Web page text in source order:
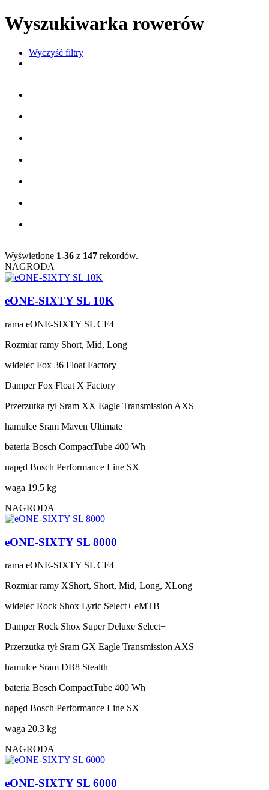
Wyszukiwarka rowerów
Wyczyść filtry
Wyświetlone 1-36 z 147 rekordów.
NAGRODA
eONE-SIXTY SL 10K
rama eONE-SIXTY SL CF4
Rozmiar ramy Short, Mid, Long
widelec Fox 36 Float Factory
Damper Fox Float X Factory
Przerzutka tył Sram XX Eagle Transmission AXS
hamulce Sram Maven Ultimate
bateria Bosch CompactTube 400 Wh
napęd Bosch Performance Line SX
waga 19.5 kg
NAGRODA
eONE-SIXTY SL 8000
rama eONE-SIXTY SL CF4
Rozmiar ramy XShort, Short, Mid, Long, XLong
widelec Rock Shox Lyric Select+ eMTB
Damper Rock Shox Super Deluxe Select+
Przerzutka tył Sram GX Eagle Transmission AXS
hamulce Sram DB8 Stealth
bateria Bosch CompactTube 400 Wh
napęd Bosch Performance Line SX
waga 20.3 kg
NAGRODA
eONE-SIXTY SL 6000